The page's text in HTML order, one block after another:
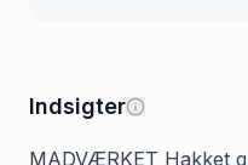
Indsigter
MADVÆRKET Hakket